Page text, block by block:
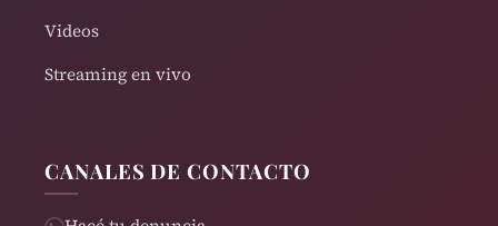
Videos
Streaming en vivo
CANALES DE CONTACTO